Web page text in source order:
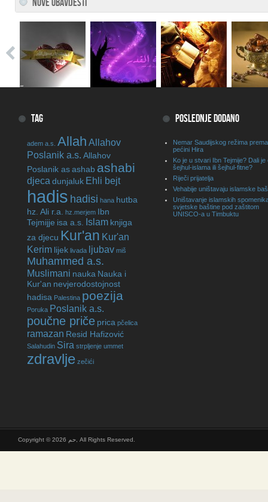
NOVE OBAVIJESTI
TAG
adem a.s. Allah Allahov
Poslanik a.s. Allahov
Poslanik asashab ashabi
djeca dunjaluk Ehli bejt
hadis hadisi hana hutba
hz. Ali r.a.
hz.merjem Ibn
Tejmijje isa a.s. Islam knjiga
za djecu Kur'an Kur'an
Kerim lijek livada ljubav miš
Muhammed a.s.
Muslimani nauka Nauka i
Kur'an nevjerodostojnost
hadisa Palestina poezija
Poruka Poslanik a.s.
poučne priče prica pčelica
ramazan Resid Hafizović
Salahudin Sira strpljenje ummet
zdravlje zečići
POSLEDNJE DODANO
Nemar Saudijskog režima prema
pećini Hira
Ko je u stvari Ibn Tejmije? Dali je
šejhul-islama ili šejhul-fitne?
Riječi prijatelja
Vehabije uništavaju islamske
Uništavanje islamskih
svjetske baštine pod zaštitom
UNISCO-a u Timbuktu
Copyright © 2026 حم, All Rights Reserved.